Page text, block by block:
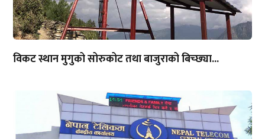
विकट स्थान मुगुको सोरुकोट तथा बाजुराको बिच्छ्या...